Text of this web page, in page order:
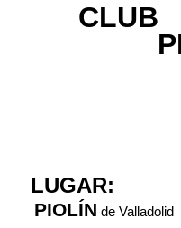
CLUB
PIOLÍN de Valladolid